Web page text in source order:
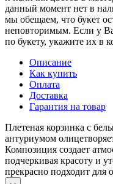
данный момент нет в
мы обещаем, что букет
неповторимым. Если у
по букету, укажите их в
Описание
Как купить
Оплата
Доставка
Гарантия на товар
Плетеная корзинка с
антуриумом
Композиция создает
подчеркивая красоту и
прекрасно подходит для